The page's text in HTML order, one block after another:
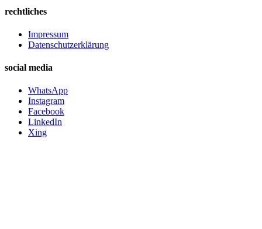
rechtliches
Impressum
Datenschutzerklärung
social media
WhatsApp
Instagram
Facebook
LinkedIn
Xing